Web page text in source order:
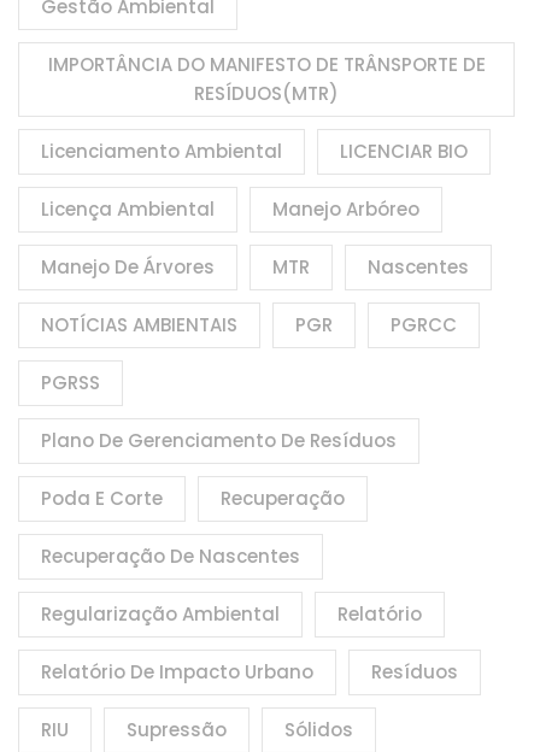
Gestão Ambiental
IMPORTÂNCIA DO MANIFESTO DE TRÂNSPORTE DE
RESÍDUOS(MTR)
Licenciamento Ambiental LICENCIAR BIO
Licença Ambiental Manejo Arbóreo
Manejo De Árvores MTR Nascentes
NOTÍCIAS AMBIENTAIS PGR PGRCC
PGRSS
Plano De Gerenciamento De Resíduos
Poda E Corte Recuperação
Recuperação De Nascentes
Regularização Ambiental Relatório
Relatório De Impacto Urbano Resíduos
RIU Supressão Sólidos